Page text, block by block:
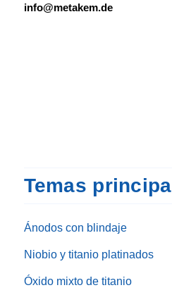
info@metakem.de
Temas
Ánodos con blindaje
Niobio y titanio platinados
Óxido mixto de titanio